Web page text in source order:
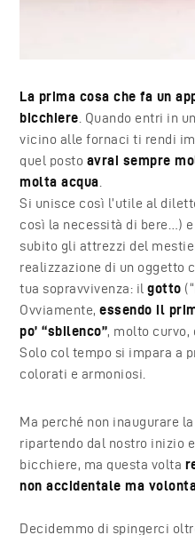
La prima cosa che fa un
bicchiere . Quando entri in
vicino alle fornaci ti rendi
quel posto avrai sempre
molta acqua
Si unisce così l’utile al
così la necessità di bere…)
subito gli attrezzi del
realizzazione di un oggetto
tua sopravvivenza: ilgotto
Ovviamente,essendo il
po’ “sbilenco”, molto curvo,
Solo col tempo si impara a
colorati e armoniosi.
Ma perché non inaugurare
ripartendo dal nostro inizio
bicchiere, ma questa volta
non accidentale ma
Decidemmo di spingerci